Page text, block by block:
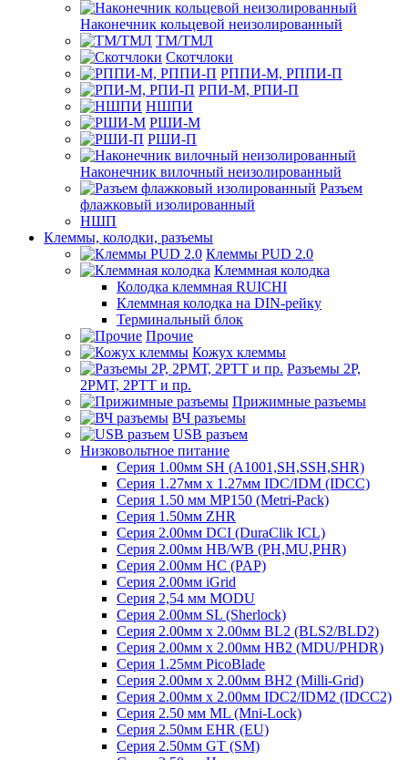
Наконечник кольцевой неизолированный
ТМ/ТМЛ
Скотчлоки
РППИ-М, РППИ-П
РПИ-М, РПИ-П
НШПИ
РШИ-М
РШИ-П
Наконечник вилочный неизолированный
Разъем
флажковый изолированный
НШП
Клеммы, колодки, разъемы
Клеммы PUD 2.0
Клеммная колодка
Колодка клеммная RUICHI
Клеммная колодка на DIN-рейку
Терминальный блок
Прочие
Кожух клеммы
Разъемы 2Р,
2РМТ, 2РТТ и пр.
Прижимные разъемы
ВЧ разъемы
USB разъем
Низковольтное питание
Серия 1.00мм SH (A1001,SH,SSH,SHR)
Серия 1.27мм x 1.27мм IDC/IDM (IDCC)
Серия 1.50 мм MP150 (Metri-Pack)
Серия 1.50мм ZHR
Серия 2.00мм DCI (DuraClik ICL)
Серия 2.00мм HB/WB (PH,MU,PHR)
Серия 2.00мм HC (PAP)
Серия 2.00мм iGrid
Серия 2,54 мм MODU
Серия 2.00мм SL (Sherlock)
Серия 2.00мм x 2.00мм BL2 (BLS2/BLD2)
Серия 2.00мм x 2.00мм HB2 (MDU/PHDR)
Серия 1.25мм PicoBlade
Серия 2.00мм х 2.00мм BH2 (Milli-Grid)
Серия 2.00мм х 2.00мм IDC2/IDM2 (IDCC2)
Серия 2.50 мм ML (Mni-Lock)
Серия 2.50мм EHR (EU)
Серия 2.50мм GT (SM)